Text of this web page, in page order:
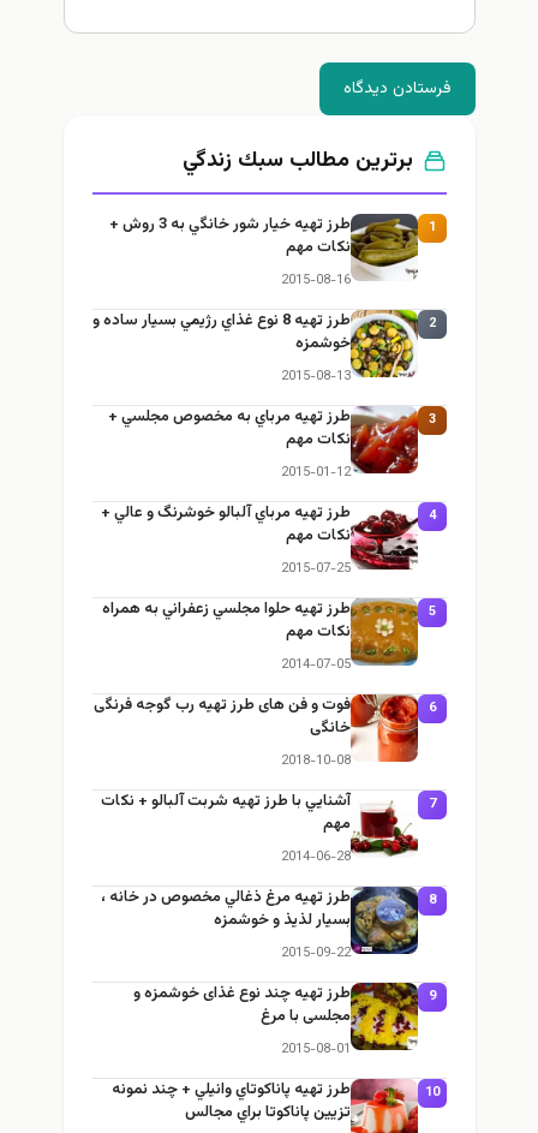
فرستادن دیدگاه
برترین مطالب سبك زندگي
1
طرز تهيه خیار شور خانگي به 3 روش +
نكات مهم
2015-08-16
2
طرز تهيه 8 نوع غذاي رژيمي بسيار ساده و
خوشمزه
2015-08-13
3
طرز تهيه مرباي به مخصوص مجلسي +
نكات مهم
2015-01-12
4
طرز تهيه مرباي آلبالو خوشرنگ و عالي +
نكات مهم
2015-07-25
5
طرز تهيه حلوا مجلسي زعفراني به همراه
نكات مهم
2014-07-05
6
فوت و فن های طرز تهیه رب گوجه فرنگی
خانگی
2018-10-08
7
آشنايي با طرز تهيه شربت آلبالو + نكات
مهم
2014-06-28
8
طرز تهيه مرغ ذغالي مخصوص در خانه ،
بسيار لذيذ و خوشمزه
2015-09-22
9
طرز تهيه چند نوع غذای خوشمزه و
مجلسی با مرغ
2015-08-01
10
طرز تهيه پاناكوتاي وانيلي + چند نمونه
تزيين پاناكوتا براي مجالس